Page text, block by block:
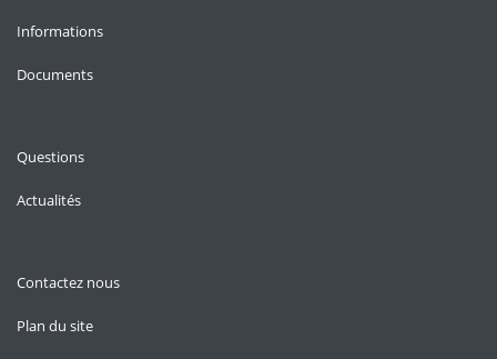
Informations
Documents
Questions
Actualités
Contactez nous
Plan du site